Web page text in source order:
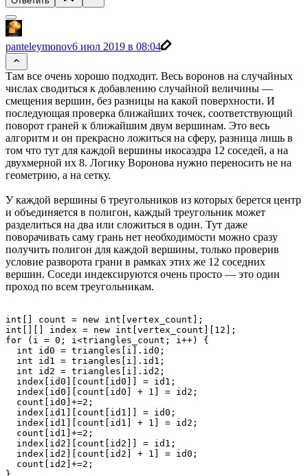
panteleymonov6 июл 2019 в 08:04
Там все очень хорошо подходит. Весь воронов на случайных
числах сводиться к добавлению случайной величины —
смещения вершин, без разницы на какой поверхности. И
последующая проверка ближайших точек, соответствующий
поворот граней к ближайшим двум вершинам. Это весь
алгоритм и он прекрасно ложиться на сферу, разница лишь в
том что тут для каждой вершины икосаэдра 12 соседей, а на
двухмерной их 8. Логику Воронова нужно переносить не на
геометрию, а на сетку.
У каждой вершины 6 треугольников из которых берется центр
и объединяется в полигон, каждый треугольник может
разделиться на два или сложиться в один. Тут даже
поворачивать саму грань нет необходимости можно сразу
получить полигон для каждой вершины, только проверив
условие разворота грани в рамках этих же 12 соседних
вершин. Соседи индексируются очень просто — это один
проход по всем треугольникам.
int[] count = new int[vertex_count];
int[][] index = new int[vertex_count][12];
for (i = 0; i<triangles_count; i++) {
  int id0 = triangles[i].id0;
  int id1 = triangles[i].id1;
  int id2 = triangles[i].id2;
  index[id0][count[id0]] = id1;
  index[id0][count[id0] + 1] = id2;
  count[id0]+=2;
  index[id1][count[id1]] = id0;
  index[id1][count[id1] + 1] = id2;
  count[id1]+=2;
  index[id2][count[id2]] = id1;
  index[id2][count[id2] + 1] = id0;
  count[id2]+=2;